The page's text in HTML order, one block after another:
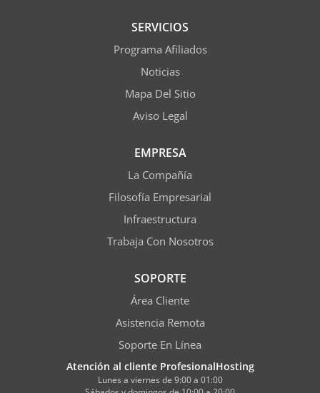
SERVICIOS
Programa Afiliados
Noticias
Mapa Del Sitio
Aviso Legal
EMPRESA
La Compañía
Filosofía Empresarial
Infraestructura
Trabaja Con Nosotros
SOPORTE
Área Cliente
Asistencia Remota
Soporte En Línea
Atención al cliente ProfesionalHosting
Lunes a viernes de 9:00 a 01:00